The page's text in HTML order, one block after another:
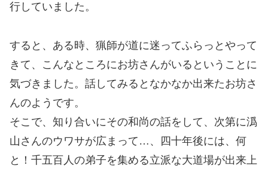
行していました。
すると、ある時、猟師が道に迷ってふらっとやって
きて、こんなところにお坊さんがいるということに
気づきました。話してみるとなかなか出来たお坊さ
んのようです。
そこで、知り合いにその和尚の話をして、次第に潙
山さんのウワサが広まって…、四十年後には、何
と！千五百人の弟子を集める立派な大道場が出来上